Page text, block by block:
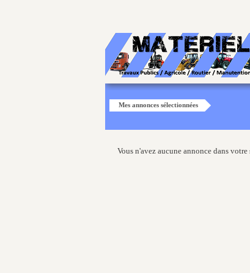
Mes annonces sélectionnées
Vous n'avez aucune annonce dans votre